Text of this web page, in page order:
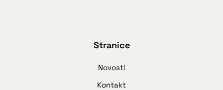
Stranice
Novosti
Kontakt